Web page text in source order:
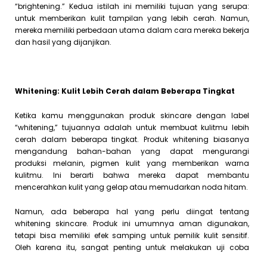
“brightening.” Kedua istilah ini memiliki tujuan yang serupa:
untuk memberikan kulit tampilan yang lebih cerah. Namun,
mereka memiliki perbedaan utama dalam cara mereka bekerja
dan hasil yang dijanjikan.
Whitening: Kulit Lebih Cerah dalam Beberapa Tingkat
Ketika kamu menggunakan produk skincare dengan label
“whitening,” tujuannya adalah untuk membuat kulitmu lebih
cerah dalam beberapa tingkat. Produk whitening biasanya
mengandung bahan-bahan yang dapat mengurangi
produksi melanin, pigmen kulit yang memberikan warna
kulitmu. Ini berarti bahwa mereka dapat membantu
mencerahkan kulit yang gelap atau memudarkan noda hitam.
Namun, ada beberapa hal yang perlu diingat tentang
whitening skincare. Produk ini umumnya aman digunakan,
tetapi bisa memiliki efek samping untuk pemilik kulit sensitif.
Oleh karena itu, sangat penting untuk melakukan uji coba